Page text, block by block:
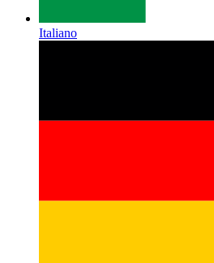
Italiano